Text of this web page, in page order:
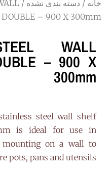
خانه / دسته بندی نشده
DOUBLE – 900 X 300mm
WALL
– 900 X
300mm
steel wall shelf
is ideal for use in
mounting on a wall to
pots, pans and utensils.